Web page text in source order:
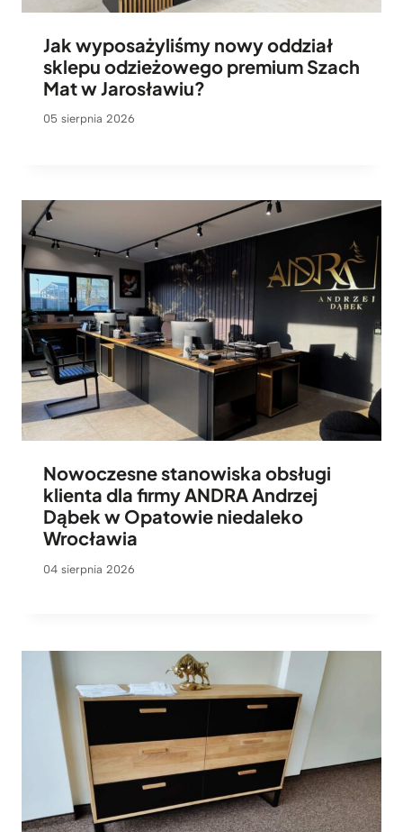
Jak wyposażyliśmy nowy oddział
sklepu odzieżowego premium Szach
Mat w Jarosławiu?
05 sierpnia 2026
Nowoczesne stanowiska obsługi
klienta dla firmy ANDRA Andrzej
Dąbek w Opatowie niedaleko
Wrocławia
04 sierpnia 2026